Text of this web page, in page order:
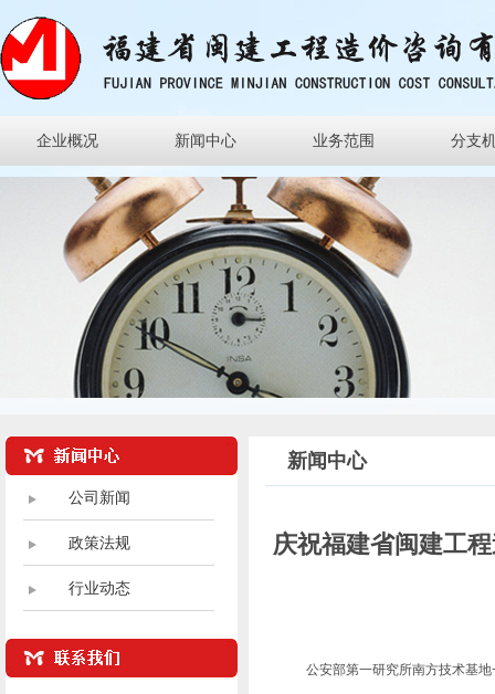
分支
业务范围
新闻中心
企业概况
公司新闻
政策法规
行业动态
新闻中心
庆祝福建省闽建工
公安部第一研究所南方技术基